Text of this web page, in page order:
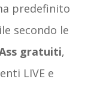
predefinito
secondo le
gratuiti,
LIVE e